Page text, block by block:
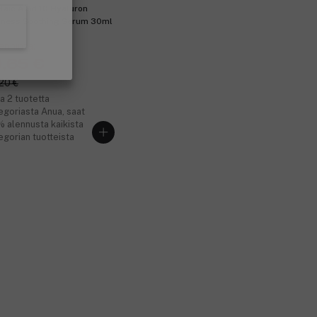
Acid 10 Hyaluron
Soothing Serum 30ml
€
2 tuotetta
Anua, saat
alennusta kaikista
tuotteista